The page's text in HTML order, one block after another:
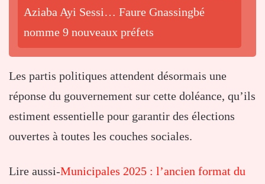
Aziaba Ayi Sessi… Faure Gnassingbé
nomme 9 nouveaux préfets
Les partis politiques attendent désormais une
réponse du gouvernement sur cette doléance, qu’ils
estiment essentielle pour garantir des élections
ouvertes à toutes les couches sociales.
Lire aussi-Municipales 2025 : l’ancien format du